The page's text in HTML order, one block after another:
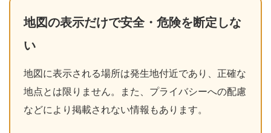
地図の表示だけで安全・危険を断定しな
い
地図に表示される場所は発生地付近であり、正確な
地点とは限りません。また、プライバシーへの配慮
などにより掲載されない情報もあります。